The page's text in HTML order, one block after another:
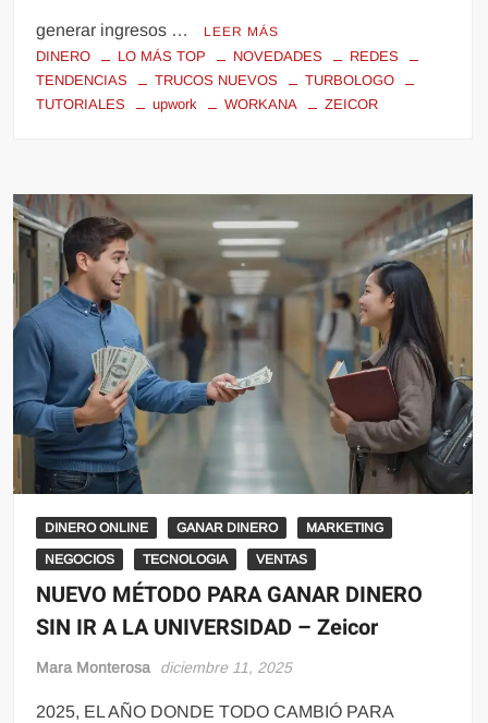
generar ingresos … LEER MÁS
DINERO LO MÁS TOP NOVEDADES
REDES
TENDENCIAS
TRUCOS NUEVOS
TURBOLOGO
TUTORIALES
upwork WORKANA ZEICOR
DINERO ONLINE GANAR DINERO MARKETING
NEGOCIOS TECNOLOGIA VENTAS
NUEVO MÉTODO PARA GANAR DINERO
SIN IR A LA UNIVERSIDAD – Zeicor
Mara Monterosa diciembre 11, 2025
2025, EL AÑO DONDE TODO CAMBIÓ PARA